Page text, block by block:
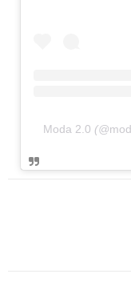
Moda 2.0 (@